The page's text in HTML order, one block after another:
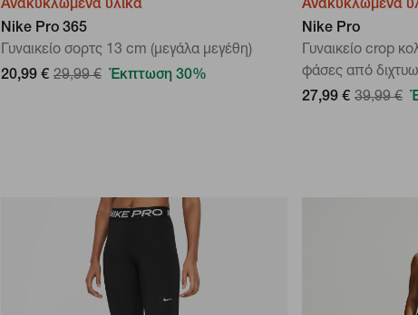
Ανακυκλωμένα υλικά
Nike Pro 365
Γυναικείο σορτς 13 cm (μεγάλα μεγέθη)
20,99 € 29,99 € Έκπτωση 30%
Ανακυκλωμένα
Nike Pro
Γυναικείο crop
φάσες από
27,99 € 39,99 €